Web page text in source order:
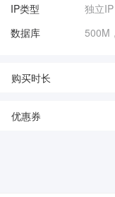
IP类型
独立IP
数据库
500M
购买时长
优惠券